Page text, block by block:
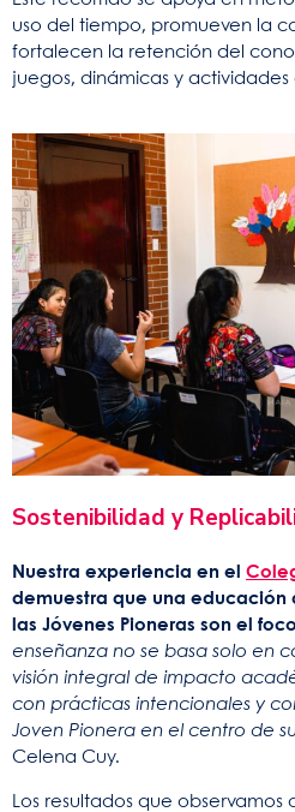
uso del tiempo, promueven la
fortalecen la retención del
juegos, dinámicas y
Sostenibilidad y
Nuestra experiencia en el
demuestra que una educación
las Jóvenes Pioneras son el
enseñanza no se basa solo en
visión integral de impacto
con prácticas intencionales y
Joven Pionera en el centro de
Celena Cuy.
Los resultados que observamos